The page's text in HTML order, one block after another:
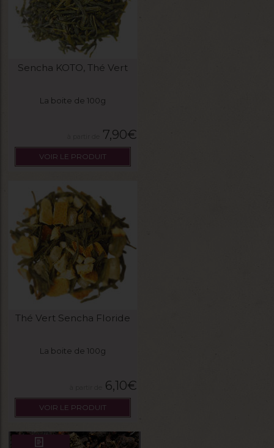
Sencha KOTO, Thé Vert
La boite de 100g
7,90€
VOIR LE PRODUIT
Thé Vert Sencha Floride
La boite de 100g
6,10€
VOIR LE PRODUIT